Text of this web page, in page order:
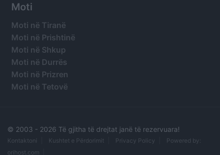
Moti
Moti në Tiranë
Moti në Prishtinë
Moti në Shkup
Moti në Durrës
Moti në Prizren
Moti në Tetovë
© 2003 - 2026 Të gjitha të drejtat janë të rezervuara!
Kontaktoni Kushtet e Përdorimit Privacy Policy
Powered by:
orihost.com